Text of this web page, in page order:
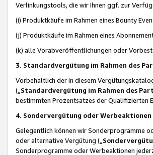
Verlinkungstools, die wir Ihnen ggf. zur
(i) Produktkäufe im Rahmen eines Bounty
(j) Produktkäufe im Rahmen eines
(k) alle Vorabveröffentlichungen oder
3. Standardvergütung im Rahmen des
Vorbehaltlich der in diesem
(„ Standardvergütung im Rahmen des
bestimmten Prozentsatzes der Qualifizierten
4. Sondervergütung oder Werbeaktionen
Gelegentlich können wir Sonderprogramme
oder alternative Vergütung („
Sonderprogramme oder Werbeaktionen